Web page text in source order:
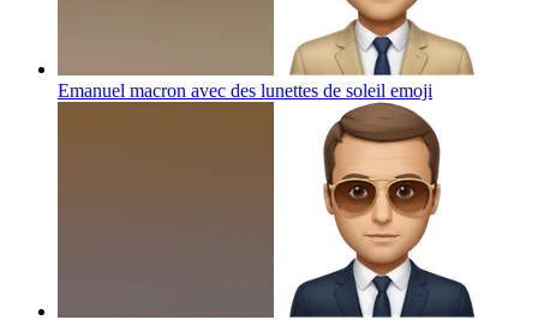
Emanuel macron avec des lunettes de soleil emoji